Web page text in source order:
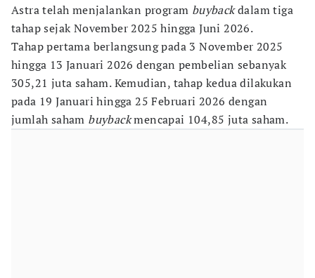
Astra telah menjalankan program buybackdalam tiga
tahap sejak November 2025 hingga Juni 2026.
Tahap pertama berlangsung pada 3 November 2025
hingga 13 Januari 2026 dengan pembelian sebanyak
305,21 juta saham. Kemudian, tahap kedua dilakukan
pada 19 Januari hingga 25 Februari 2026 dengan
jumlah saham buybackmencapai 104,85 juta saham.